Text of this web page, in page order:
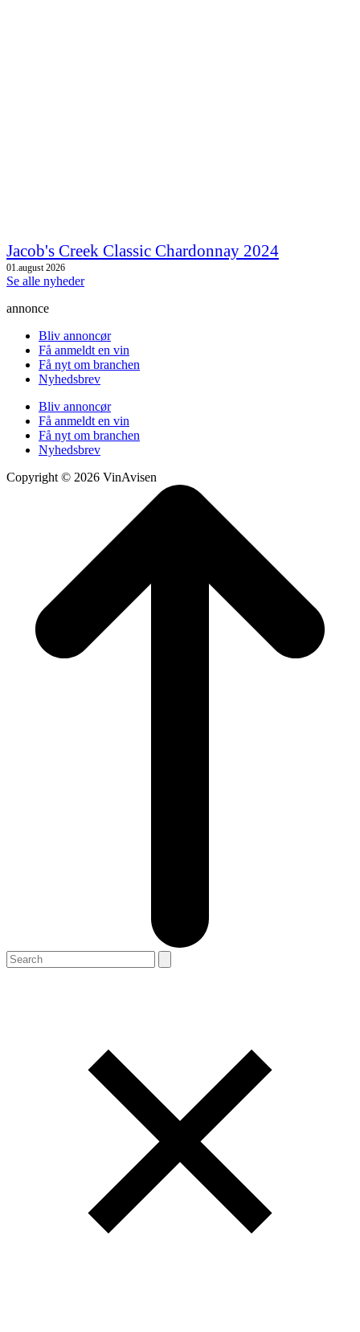
Jacob's Creek Classic Chardonnay 2024
01.august 2026
Se alle nyheder
annonce
Bliv annoncør
Få anmeldt en vin
Få nyt om branchen
Nyhedsbrev
Bliv annoncør
Få anmeldt en vin
Få nyt om branchen
Nyhedsbrev
Copyright © 2026 VinAvisen